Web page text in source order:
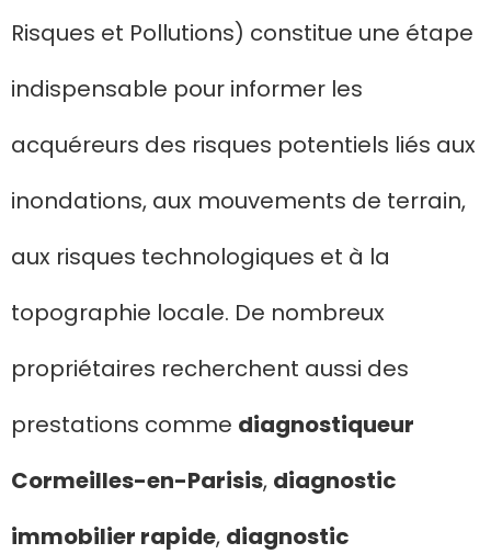
Risques et Pollutions) constitue une étape
indispensable pour informer les
acquéreurs des risques potentiels liés aux
inondations, aux mouvements de terrain,
aux risques technologiques et à la
topographie locale. De nombreux
propriétaires recherchent aussi des
prestations comme diagnostiqueur
Cormeilles-en-Parisis, diagnostic
immobilier rapide, diagnostic